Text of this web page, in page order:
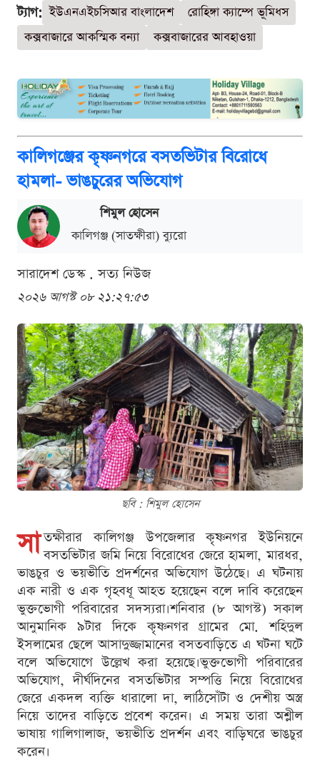
ট্যাগ: ইউএনএইচসিআর বাংলাদেশ
রোহিঙ্গা ক্যাম্পে ভূমিধস
কক্সবাজারে আকস্মিক বন্যা
কক্সবাজারের আবহাওয়া
কালিগঞ্জের কৃষ্ণনগরে বসতভিটার বিরোধে
হামলা- ভাঙচুরের অভিযোগ
শিমুল হোসেন
কালিগঞ্জ (সাতক্ষীরা) ব্যুরো
সারাদেশ ডেস্ক . সত্য নিউজ
২০২৬ আগস্ট ০৮ ২১:২৭:৫৩
ছবি : শিমুল হোসেন
সা তক্ষীরার কালিগঞ্জ উপজেলার কৃষ্ণনগর ইউনিয়নে
বসতভিটার জমি নিয়ে বিরোধের জেরে হামলা, মারধর,
ভাঙচুর ও ভয়ভীতি প্রদর্শনের অভিযোগ উঠেছে। এ ঘটনায়
এক নারী ও এক গৃহবধূ আহত হয়েছেন বলে দাবি করেছেন
ভুক্তভোগী পরিবারের সদস্যরা।শনিবার (৮ আগস্ট) সকাল
আনুমানিক ৯টার দিকে কৃষ্ণনগর গ্রামের মো. শহিদুল
ইসলামের ছেলে আসাদুজ্জামানের বসতবাড়িতে এ ঘটনা ঘটে
বলে অভিযোগে উল্লেখ করা হয়েছে।ভুক্তভোগী পরিবারের
অভিযোগ, দীর্ঘদিনের বসতভিটার সম্পত্তি নিয়ে বিরোধের
জেরে একদল ব্যক্তি ধারালো দা, লাঠিসোঁটা ও দেশীয় অস্ত্র
নিয়ে তাদের বাড়িতে প্রবেশ করেন। এ সময় তারা অশ্লীল
ভাষায় গালিগালাজ, ভয়ভীতি প্রদর্শন এবং বাড়িঘরে ভাঙচুর
করেন।